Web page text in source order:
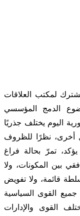
لمكتب العلاقات
الدمج المؤسسي
اليوم يختلف جذريًا
أخرى، نظرًا للظروف
يؤكد، تمرّ بحالة فراغ
بين المكونات، ولا
قائمة، ولا تفويض
القوى السياسية
القوى والإدارات